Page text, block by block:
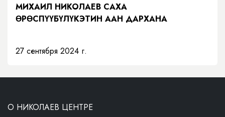
МИХАИЛ НИКОЛАЕВ САХА
ӨРӨСПҮҮБҮЛҮКЭТИН ААН ДАРХАНА
27 сентября 2024 г.
О НИКОЛАЕВ ЦЕНТРЕ